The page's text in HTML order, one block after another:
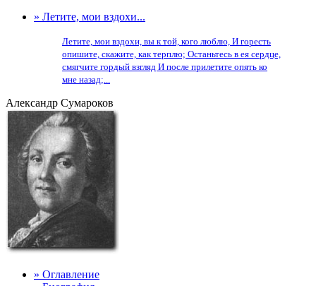
» Летите, мои вздохи...
Летите, мои вздохи, вы к той, кого люблю, И горесть
опишите, скажите, как терплю; Останьтесь в ея сердце,
смягчите гордый взгляд И после прилетите опять ко
мне назад;...
Александр Сумароков
» Оглавление